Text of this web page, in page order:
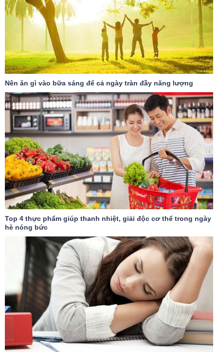
Nên ăn gì vào bữa sáng để cả ngày tràn đầy năng lượng
Top 4 thực phẩm giúp thanh nhiệt, giải độc cơ thể trong ngày
hè nóng bức